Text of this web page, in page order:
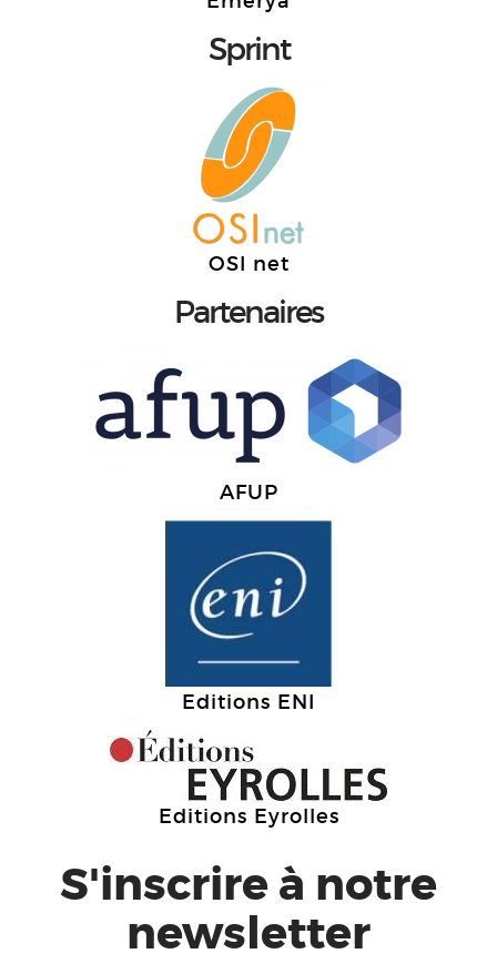
Sprint
OSI net
Partenaires
AFUP
Editions ENI
Editions Eyrolles
S'inscrire à notre
newsletter